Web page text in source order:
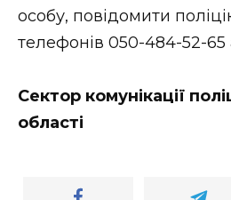
особу, повідомити
телефонів 050-484-52-65
Сектор комунікації
області